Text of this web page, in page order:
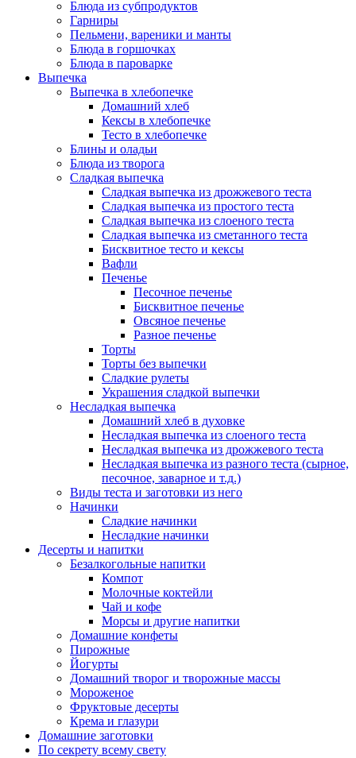
Блюда из субпродуктов
Гарниры
Пельмени, вареники и манты
Блюда в горшочках
Блюда в пароварке
Выпечка
Выпечка в хлебопечке
Домашний хлеб
Кексы в хлебопечке
Тесто в хлебопечке
Блины и оладьи
Блюда из творога
Сладкая выпечка
Сладкая выпечка из дрожжевого теста
Сладкая выпечка из простого теста
Сладкая выпечка из слоеного теста
Сладкая выпечка из сметанного теста
Бисквитное тесто и кексы
Вафли
Печенье
Песочное печенье
Бисквитное печенье
Овсяное печенье
Разное печенье
Торты
Торты без выпечки
Сладкие рулеты
Украшения сладкой выпечки
Несладкая выпечка
Домашний хлеб в духовке
Несладкая выпечка из слоеного теста
Несладкая выпечка из дрожжевого теста
Несладкая выпечка из разного теста (сырное,
песочное, заварное и т.д.)
Виды теста и заготовки из него
Начинки
Сладкие начинки
Несладкие начинки
Десерты и напитки
Безалкогольные напитки
Компот
Молочные коктейли
Чай и кофе
Морсы и другие напитки
Домашние конфеты
Пирожные
Йогурты
Домашний творог и творожные массы
Мороженое
Фруктовые десерты
Крема и глазури
Домашние заготовки
По секрету всему свету